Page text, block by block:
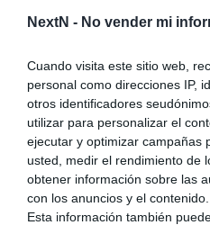
NextN - No vender mi
Cuando visita este sitio web,
personal como direcciones IP,
otros identificadores
utilizar para personalizar el
ejecutar y optimizar campañas
usted, medir el rendimiento de
obtener información sobre las
con los anuncios y el contenido.
Esta información también
Información del foro
Publicaciones sin leer
Etiquetas